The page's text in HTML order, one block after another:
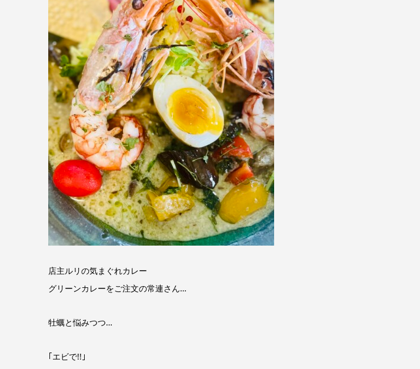
店主ルリの気まぐれカレー
グリーンカレーをご注文の常連さん…
牡蠣と悩みつつ…
｢エビで!!｣